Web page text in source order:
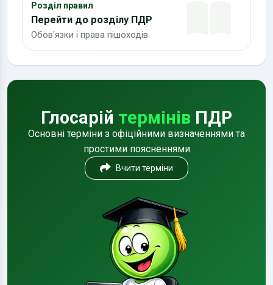
Розділ правил
Перейти до розділу ПДР
Обов'язки і права пішоходів
Глосарій термінів ПДР
Основні терміни з офіційними визначеннями та
простими поясненнями
Вчити терміни